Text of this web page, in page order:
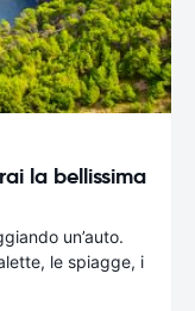
la bellissima
un’auto.
le spiagge, i